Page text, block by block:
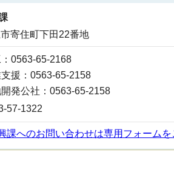
寄住町下田22番地
0563-65-2168
援：0563-65-2158
発公社：0563-65-2158
57-1322
課へのお問い合わせは専用フォームを